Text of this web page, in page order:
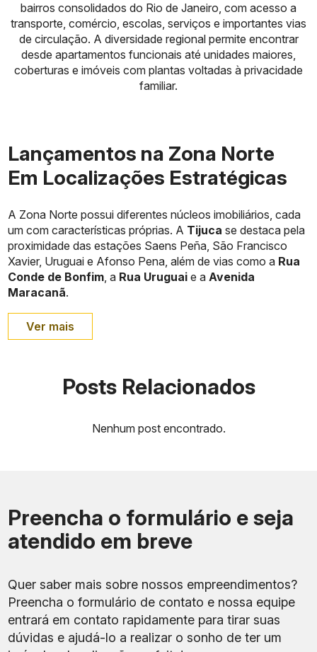
bairros consolidados do Rio de Janeiro, com acesso a
transporte, comércio, escolas, serviços e importantes vias
de circulação. A diversidade regional permite encontrar
desde apartamentos funcionais até unidades maiores,
coberturas e imóveis com plantas voltadas à privacidade
familiar.
Lançamentos na Zona Norte
Em Localizações Estratégicas
A Zona Norte possui diferentes núcleos imobiliários, cada
um com características próprias. A Tijuca se destaca pela
proximidade das estações Saens Peña, São Francisco
Xavier, Uruguai e Afonso Pena, além de vias como a Rua
Conde de Bonfim, a Rua Uruguai e aAvenida
Maracanã.
Bairro ou
Tijuca
Praça Saens Peña, Rua
Conde de Bonfim e metrô
Mobilidade e
serviços
consolidados
UERJ, Avenida Maracanã e
Ver mais
Posts Relacionados
Nenhum post encontrado.
Preencha o formulário e seja
atendido em breve
Quer saber mais sobre nossos empreendimentos?
Preencha o formulário de contato e nossa equipe
entrará em contato rapidamente para tirar suas
dúvidas e ajudá-lo a realizar o sonho de ter um